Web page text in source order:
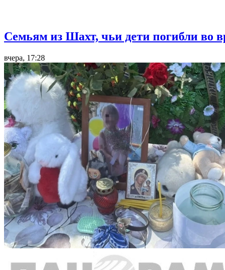
Семьям из Шахт, чьи дети погибли во
вчера, 17:28